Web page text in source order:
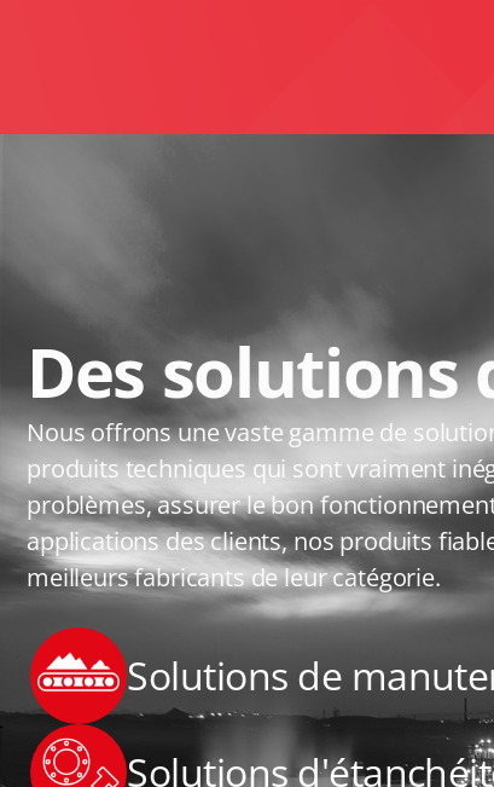
Des solutions
Nous offrons une vaste gamme de
produits techniques qui sont vraiment
problèmes, assurer le bon
applications des clients, nos produits
meilleurs fabricants de leur catégorie.
Solutions de
Solutions